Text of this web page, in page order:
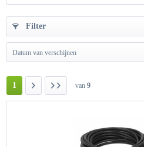
Filter
Datum van verschijnen
1 van 9